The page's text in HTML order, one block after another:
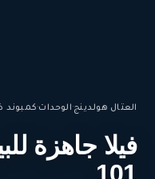
العتال هولدينج·الوحدات·كمبوند ذا 101 المستقبل
فيلا جاهزة